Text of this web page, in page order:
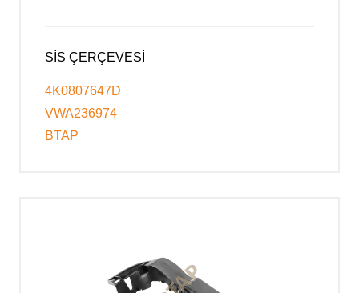
SİS ÇERÇEVESİ
4K0807647D
VWA236974
BTAP